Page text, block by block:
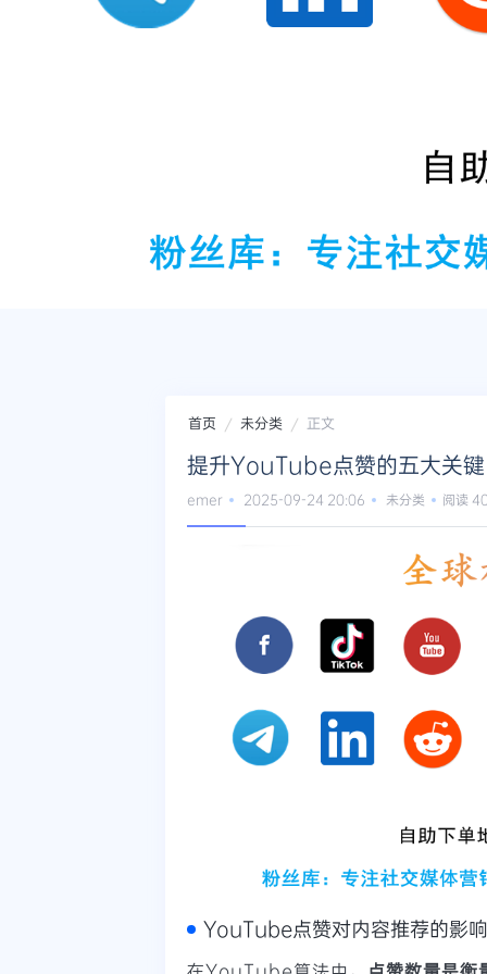
首页 未分类 正文
提升YouTube点赞的五大关
emer 2025-09-24 20:06 未分类 阅读
YouTube点赞对内容推荐的影响